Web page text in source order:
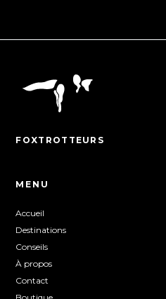
FOXTROTTEURS
MENU
Accueil
Destinations
Conseils
À propos
Contact